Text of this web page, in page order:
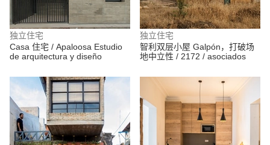
独立住宅
Casa 住宅 / Apaloosa Estudio
de arquitectura y diseño
独立住宅
智利双层小屋 Galpón，打破场
地中立性 / 2172 / asociados